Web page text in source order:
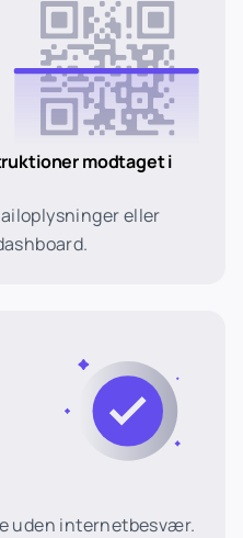
modtaget i
eller
uden internetbesvær.